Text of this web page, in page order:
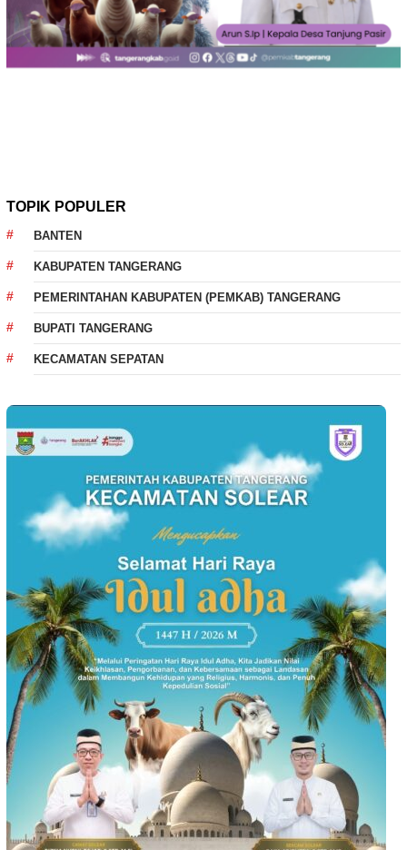
TOPIK POPULER
BANTEN
KABUPATEN TANGERANG
PEMERINTAHAN KABUPATEN (PEMKAB) TANGERANG
BUPATI TANGERANG
KECAMATAN SEPATAN